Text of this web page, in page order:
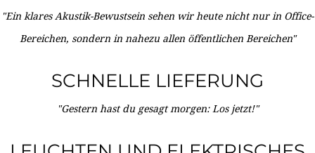
"Ein klares Akustik-Bewustsein sehen wir heute nicht nur in Office-
Bereichen, sondern in nahezu allen öffentlichen Bereichen"
SCHNELLE LIEFERUNG
"Gestern hast du gesagt morgen: Los jetzt!"